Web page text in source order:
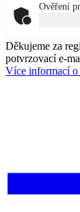
Ověření
Děkujeme za
potvrzovací e-
Více informací o